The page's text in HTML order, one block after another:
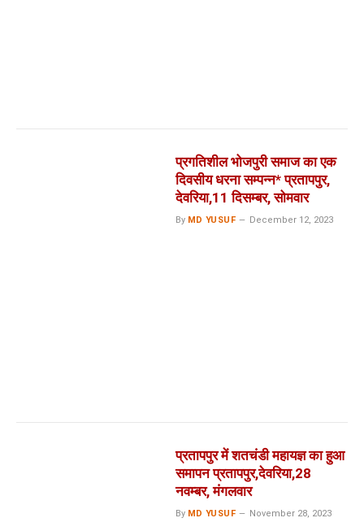
प्रगतिशील भोजपुरी समाज का एक
दिवसीय धरना सम्पन्न* प्रतापपुर,
देवरिया,11 दिसम्बर, सोमवार
By MD YUSUF December 12, 2023
प्रतापपुर में शतचंडी महायज्ञ का हुआ
समापन प्रतापपुर,देवरिया,28
नवम्बर, मंगलवार
By MD YUSUF November 28, 2023